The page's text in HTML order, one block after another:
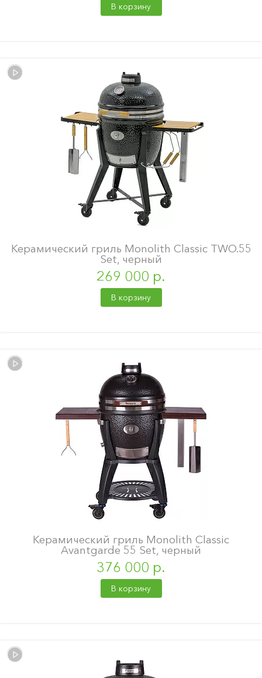
В корзину
Керамический гриль Monolith Classic TWO.55
Set, черный
269 000 р.
В корзину
Керамический гриль Monolith Classic
Avantgarde 55 Set, черный
376 000 р.
В корзину